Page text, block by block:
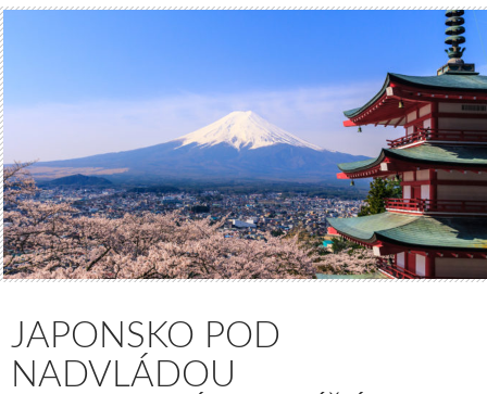
JAPONSKO POD
NADVLÁDOU